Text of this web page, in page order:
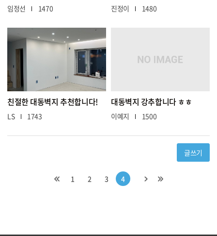
임정선 1470 진정이 1480
친절한 대동벽지 추천합니다!
LS 1743
대동벽지 강추합니다 ㅎㅎ
이예지 1500
글쓰기
1 2 3 4